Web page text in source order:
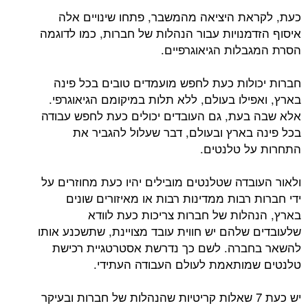
כעת, לקראת היציאה מהמשבר, פתחו שינויים אלה
איסוף הזדמנויות עבור הנהלות של חברות, כמו לדוגמה
הסרת המגבלות הגיאוגרפיים.
חברות יכולות כעת לחפש מועמדים טובים בכל פינה
בארץ, ואפילו בעולם, ללא תלות במיקומם הגיאוגרפי.
אלא שבה בעת, גם העובדים יכולים כעת לחפש עבודה
בכל פינה בארץ ובעולם, דבר שעלול להגביר את
התחרות על טלנטים.
ולאור העובדה שטלנטים מובילים יהיו כעת מחוזרים על
ידי חברות רבות ממדינות רבות או מאיזורים שונים
בארץ, הנהלות של חברות צריכות כעת לוודא
שלעובדים שלהם יש חווית עובד מצויינת, שתשכנע אותו
להשאר בחברה. לשם כך נדרשת אסטרטגיית רכישת
טלנטים שמותאמת לעולם העבודה העתידי.
יש כעת 7 שאלות קריטיות שהנהלות של חברות ובעיקר